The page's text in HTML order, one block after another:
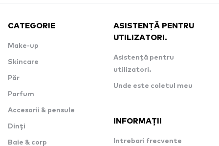
CATEGORIE
Make-up
Skincare
Păr
Parfum
Accesorii & pensule
Dinți
Baie & corp
ASISTENȚĂ PENTRU
UTILIZATORI.
Asistență pentru
utilizatori.
Unde este coletul meu
INFORMAȚII
Intrebari frecvente